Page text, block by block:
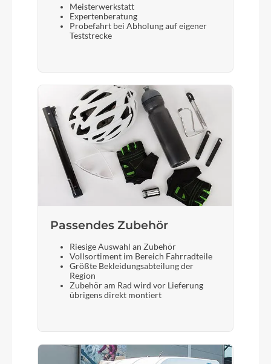
Meisterwerkstatt
Expertenberatung
Probefahrt bei Abholung auf eigener
Teststrecke
Passendes Zubehör
Riesige Auswahl an Zubehör
Vollsortiment im Bereich Fahrradteile
Größte Bekleidungsabteilung der
Region
Zubehör am Rad wird vor Lieferung
übrigens direkt montiert